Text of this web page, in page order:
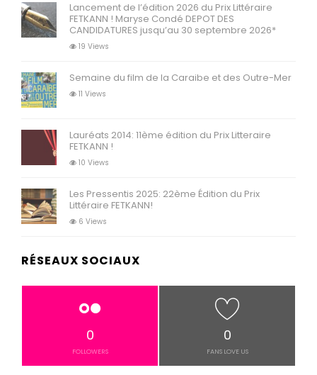
Lancement de l’édition 2026 du Prix Littéraire
FETKANN ! Maryse Condé DEPOT DES
CANDIDATURES jusqu’au 30 septembre 2026*
19 Views
Semaine du film de la Caraibe et des Outre-Mer
11 Views
Lauréats 2014: 11ème édition du Prix Litteraire
FETKANN !
10 Views
Les Pressentis 2025: 22ème Édition du Prix
Littéraire FETKANN!
6 Views
RÉSEAUX SOCIAUX
0
FOLLOWERS
0
FANS LOVE US